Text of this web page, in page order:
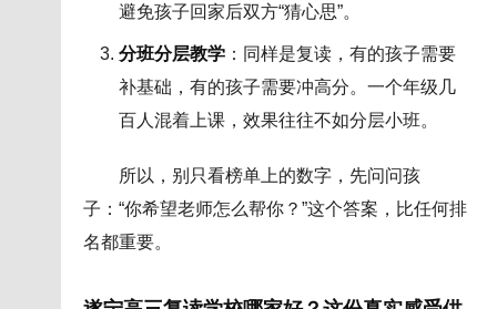
避免孩子回家后双方“猜心思”。
分班分层教学：同样是复读，有的孩子需要
补基础，有的孩子需要冲高分。一个年级几
百人混着上课，效果往往不如分层小班。
所以，别只看榜单上的数字，先问问孩
子：“你希望老师怎么帮你？”这个答案，比任何排
名都重要。